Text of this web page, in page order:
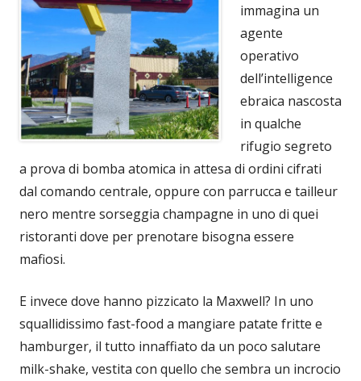
immagina un
agente
operativo
dell’intelligence
ebraica nascosta
in qualche
rifugio segreto
a prova di bomba atomica in attesa di ordini cifrati
dal comando centrale, oppure con parrucca e tailleur
nero mentre sorseggia champagne in uno di quei
ristoranti dove per prenotare bisogna essere
mafiosi.
E invece dove hanno pizzicato la Maxwell? In uno
squallidissimo fast-food a mangiare patate fritte e
hamburger, il tutto innaffiato da un poco salutare
milk-shake, vestita con quello che sembra un incrocio